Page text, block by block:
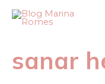
sanar